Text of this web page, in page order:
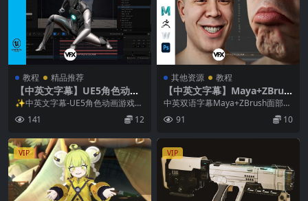
教程 精品推荐
【中英文字幕】UE5角色动画
游戏互动无缝融合教程
✨中英文字幕-UE5角色动画游戏互
动无缝融合教程 本教程将学习如何
运用虚幻引擎U...
141 12
其他资源 教程
【中英文字幕】Maya+ZBrus
h高级面部数据捕捉形状混合
中英双语字幕Maya+ZBrush面部高
级捕捉与混合绑定实战教程 | 面部
数据·...
91 10
VIP VIP